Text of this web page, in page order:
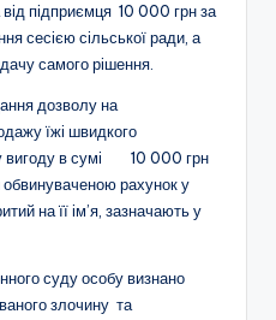
підприємця 10 000 грн за
сесією сільської ради, а
самого рішення.
дозволу на
їжі швидкого
вигоду в сумі 10 000 грн
рахунок у
на її ім’я, зазначають у
суду особу визнано
злочину та